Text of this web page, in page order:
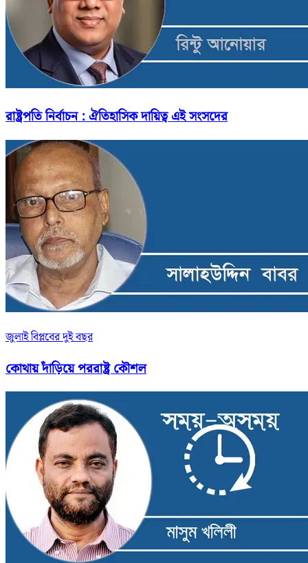
রাষ্ট্রপতি নির্বাচন : ঐতিহাসিক দায়িত্ব এই সংসদের
জুলাই বিপ্লবের দুই বছর
কোথায় দাঁড়িয়ে পররাষ্ট্র কৌশল